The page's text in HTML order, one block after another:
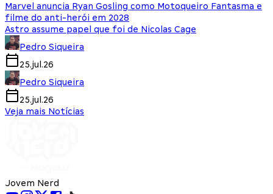
Marvel anuncia Ryan Gosling como Motoqueiro Fantasma e
filme do anti-herói em 2028
Astro assume papel que foi de Nicolas Cage
Pedro Siqueira
25.jul.26
Pedro Siqueira
25.jul.26
Veja mais Notícias
Jovem Nerd